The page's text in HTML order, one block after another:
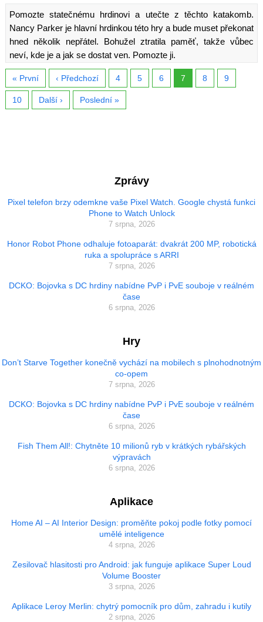
Pomozte statečnému hrdinovi a utečte z těchto katakomb.
Nancy Parker je hlavní hrdinkou této hry a bude muset překonat
hned několik nepřátel. Bohužel ztratila paměť, takže vůbec
neví, kde je a jak se dostat ven. Pomozte ji.
« První ‹ Předchozí 4 5 6 7 8 9
10 Další › Poslední »
Zprávy
Pixel telefon brzy odemkne vaše Pixel Watch. Google chystá funkci
Phone to Watch Unlock
7 srpna, 2026
Honor Robot Phone odhaluje fotoaparát: dvakrát 200 MP, robotická
ruka a spolupráce s ARRI
7 srpna, 2026
DCKO: Bojovka s DC hrdiny nabídne PvP i PvE souboje v reálném
čase
6 srpna, 2026
Hry
Don’t Starve Together konečně vychází na mobilech s plnohodnotným
co-opem
7 srpna, 2026
DCKO: Bojovka s DC hrdiny nabídne PvP i PvE souboje v reálném
čase
6 srpna, 2026
Fish Them All!: Chytněte 10 milionů ryb v krátkých rybářských
výpravách
6 srpna, 2026
Aplikace
Home AI – AI Interior Design: proměňte pokoj podle fotky pomocí
umělé inteligence
4 srpna, 2026
Zesilovač hlasitosti pro Android: jak funguje aplikace Super Loud
Volume Booster
3 srpna, 2026
Aplikace Leroy Merlin: chytrý pomocník pro dům, zahradu i kutily
2 srpna, 2026